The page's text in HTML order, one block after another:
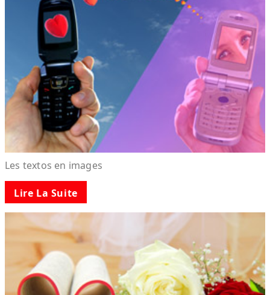
Les textos en images
Lire La Suite